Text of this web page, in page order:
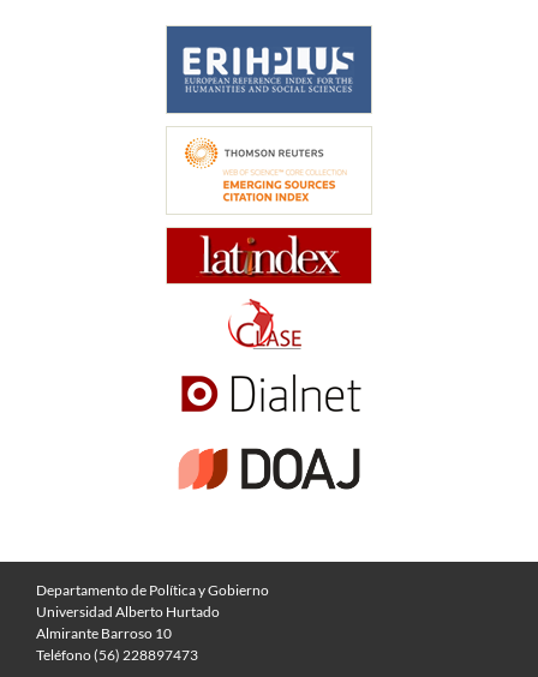
Departamento de Política y Gobierno
Universidad Alberto Hurtado
Almirante Barroso 10
Teléfono (56) 228897473